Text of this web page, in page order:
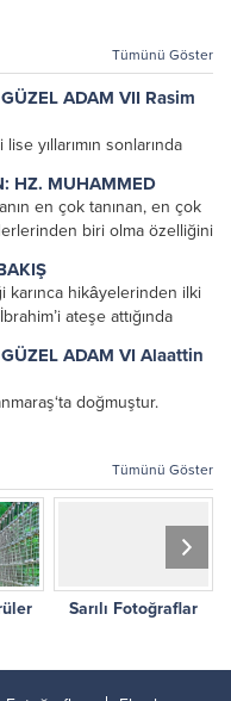
Tümünü Göster
ADAM VII Rasim
yıllarımın sonlarında
Çok hoşuma giden
çizerek defalarca
Üniversite yıllarımda
HZ. MUHAMMED
en çok tanınan, en çok
biri olma özelliğini
The 100: A Ranking of
karınca hikâyelerinden ilki
ateşe attığında
bir damla suyla ateş mi
ADAM VI Alaattin
doğmuştur.
ve İstanbul gibi ayrı
1966 yılında İstanbul
bitirip çeşitli
Tümünü Göster
Sarılı Fotoğraflar